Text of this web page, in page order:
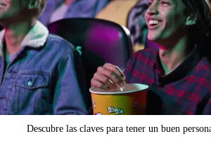
Descubre las claves para tener un buen